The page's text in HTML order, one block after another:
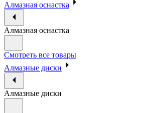
Алмазная оснастка
Алмазная оснастка
Смотреть все товары
Алмазные диски
Алмазные диски